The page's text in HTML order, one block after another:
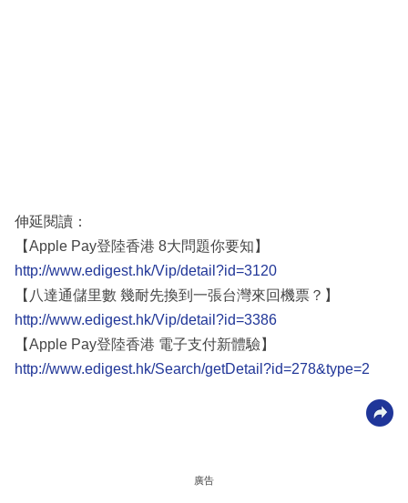
伸延閱讀：
【Apple Pay登陸香港 8大問題你要知】
http://www.edigest.hk/Vip/detail?id=3120
【八達通儲里數 幾耐先換到一張台灣來回機票？】
http://www.edigest.hk/Vip/detail?id=3386
【Apple Pay登陸香港 電子支付新體驗】
http://www.edigest.hk/Search/getDetail?id=278&type=2
廣告